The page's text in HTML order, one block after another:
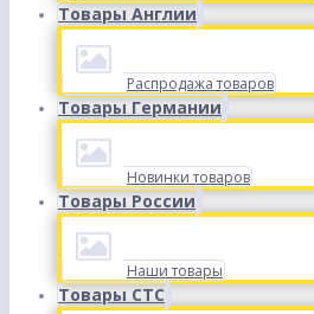
Товары Англии
Распродажа товаров
Товары Германии
Новинки товаров
Товары России
Наши товары
Товары СТС